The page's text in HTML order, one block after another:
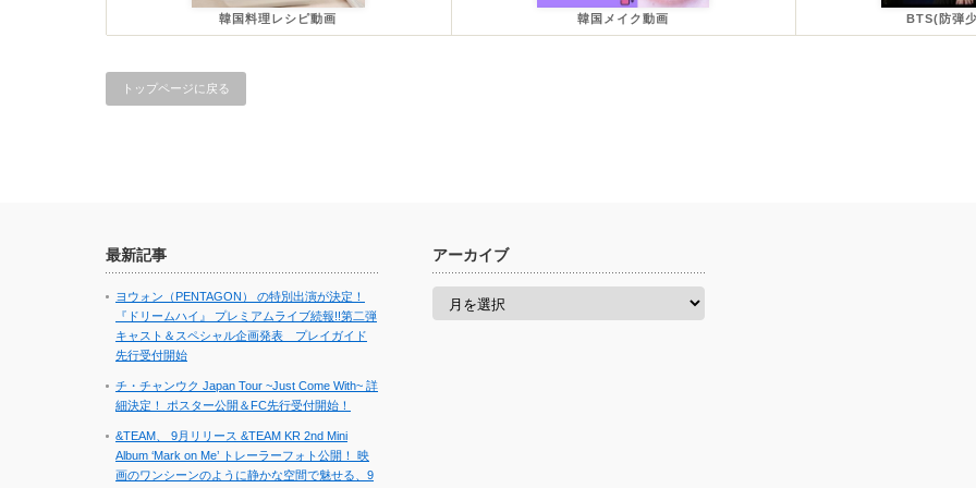
韓国料理レシピ動画 韓国メイク動画 BTS(防弾
トップページに戻る
最新記事
ヨウォン（PENTAGON） の特別出演が決定！
『ドリームハイ』 プレミアムライブ続報!!第二弾
キャスト＆スペシャル企画発表 プレイガイド
先行受付開始
チ・チャンウク Japan Tour ~Just Come With~ 詳
細決定！ ポスター公開＆FC先行受付開始！
&TEAM、 9月リリース &TEAM KR 2nd Mini
Album ‘Mark on Me’ トレーラーフォト公開！ 映
画のワンシーンのように静かな空間で魅せる、9
アーカイブ
ア